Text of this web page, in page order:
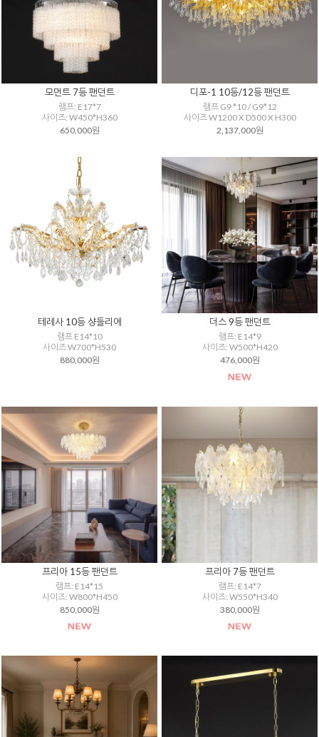
모먼트 7등 팬던트
램프: E17*7
사이즈: W450*H360
650,000원
디포-1 10등/12등 팬던트
램프 G9 *10 / G9*12
사이즈 W1200 X D500 X H300
2,137,000원
테레사 10등 샹들리에
램프 E14*10
사이즈 W700*H530
880,000원
더스 9등 팬던트
램프: E14*9
사이즈: W500*H420
476,000원
프리아 15등 팬던트
램프: E14*15
사이즈: W800*H450
850,000원
프리아 7등 팬던트
램프: E14*7
사이즈: W550*H340
380,000원